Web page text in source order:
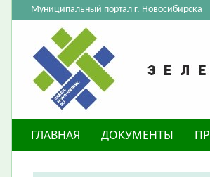
Муниципальный портал г. Новосибирска
ГЛАВНАЯ ДОКУМЕНТЫ